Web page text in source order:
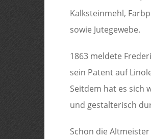
Kalksteinmehl,
sowie Jutegewebe.
1863 meldete
sein Patent auf
Seitdem hat es sich
und gestalterisch
Schon die